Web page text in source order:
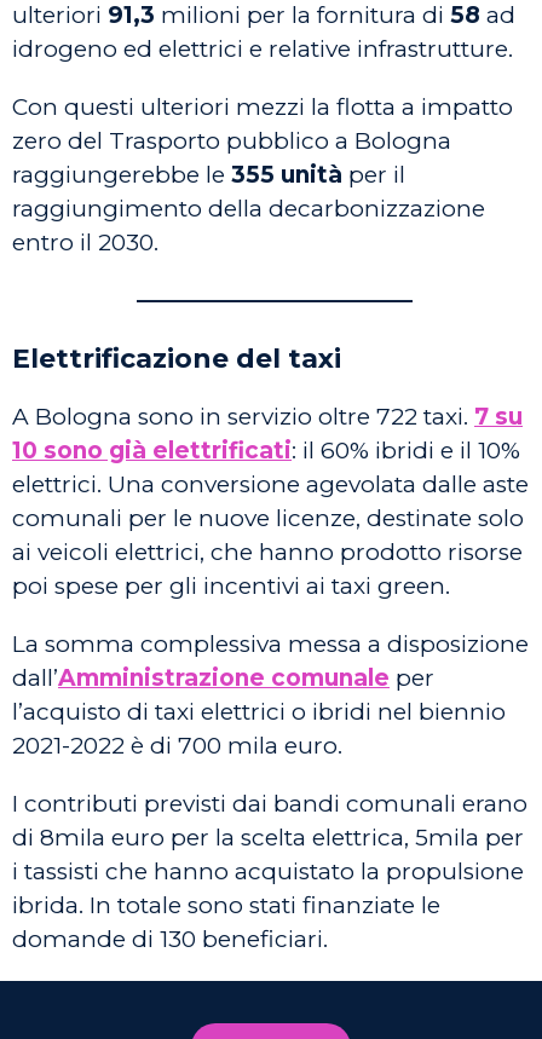
ulteriori 91,3 milioni per la fornitura di 58 ad
idrogeno ed elettrici e relative infrastrutture.
Con questi ulteriori mezzi la flotta a impatto
zero del Trasporto pubblico a Bologna
raggiungerebbe le 355 unità per il
raggiungimento della decarbonizzazione
entro il 2030.
————————————
Elettrificazione del taxi
A Bologna sono in servizio oltre 722 taxi. 7 su
10 sono già elettrificati: il 60% ibridi e il 10%
elettrici. Una conversione agevolata dalle aste
comunali per le nuove licenze, destinate solo
ai veicoli elettrici, che hanno prodotto risorse
poi spese per gli incentivi ai taxi green.
La somma complessiva messa a disposizione
dall’Amministrazione comunale per
l’acquisto di taxi elettrici o ibridi nel biennio
2021-2022 è di 700 mila euro.
I contributi previsti dai bandi comunali erano
di 8mila euro per la scelta elettrica, 5mila per
i tassisti che hanno acquistato la propulsione
ibrida. In totale sono stati finanziate le
domande di 130 beneficiari.